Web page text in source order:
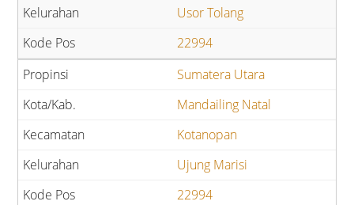
Usor Tolang
22994
Sumatera Utara
Mandailing Natal
Kotanopan
Ujung Marisi
22994